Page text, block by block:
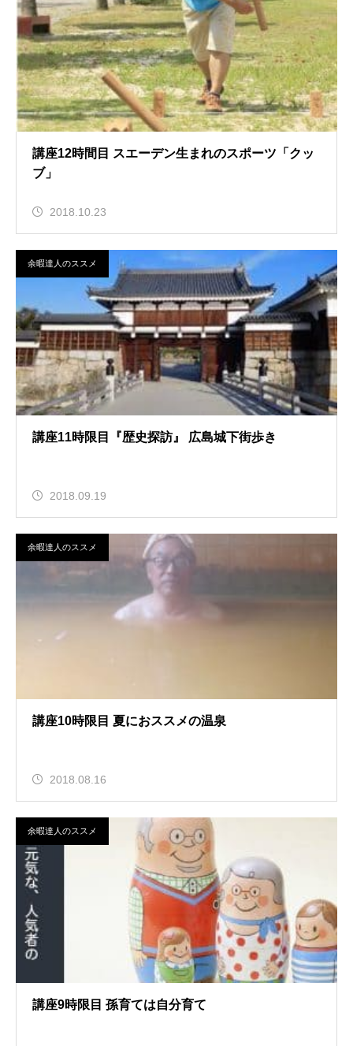
講座12時間目 スエーデン生まれのスポーツ「クッ
ブ」
2018.10.23
余暇達人のススメ
講座11時限目『歴史探訪』 広島城下街歩き
2018.09.19
余暇達人のススメ
講座10時限目 夏におススメの温泉
2018.08.16
余暇達人のススメ
講座9時限目 孫育ては自分育て